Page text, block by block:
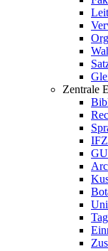
Zentrale